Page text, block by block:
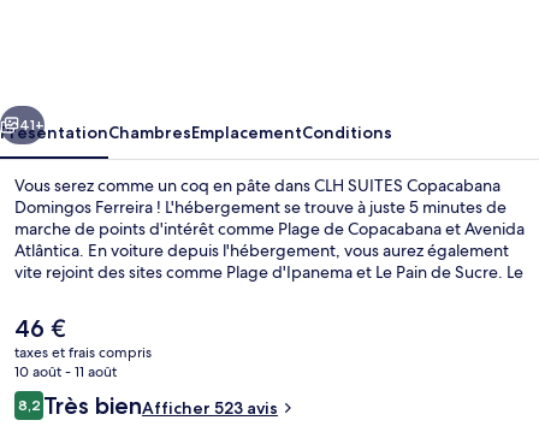
Ferreira
Suivant
41+
PrésentationChambresEmplacementConditions
Vous serez comme un coq en pâte dans CLH SUITES Copacabana
Domingos Ferreira ! L'hébergement se trouve à juste 5 minutes de
marche de points d'intérêt comme Plage de Copacabana et Avenida
Atlântica. En voiture depuis l'hébergement, vous aurez également
vite rejoint des sites comme Plage d'Ipanema et Le Pain de Sucre. Le
succès auprès des autres voyageurs. Les transports publics se
situent à une courte distance à pied : Station de métro Siqueira
Campos est à 6 min et Station de métro Cardeal Arcoverde, à 13 min.
Le
prix
actuel
est
de
46 €
taxes et frais compris
10 août - 11 août
Avis
voyageurs
8,28,2 sur 10
Très bienAfficher 523 avis